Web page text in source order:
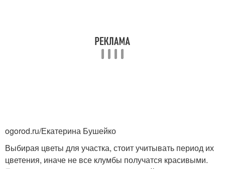
ogorod.ru/Екатерина Бушейко
Выбирая цветы для участка, стоит учитывать период их
цветения, иначе не все клумбы получатся красивыми.